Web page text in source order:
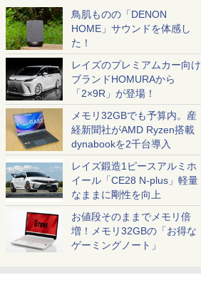
鳥肌ものの「DENON
HOME」サウンドを体感し
た！
レイズのプレミアムカー向け
ブランドHOMURAから
「2×9R」が登場！
メモリ32GBでも予算内。産
経新聞社がAMD Ryzen搭載
dynabookを2千台導入
レイズ鍛造1ピースアルミホ
イール「CE28 N-plus」軽量
なままに剛性を向上
お値段そのままでメモリ倍
増！メモリ32GBの「お得な
ゲーミングノート」